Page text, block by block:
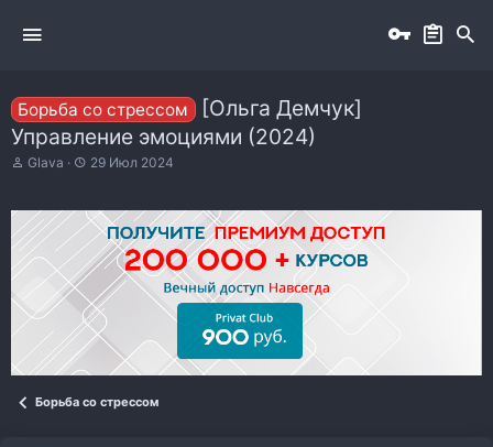
Борьба со стрессом
[Ольга Демчук]
Управление эмоциями (2024)
А
о
р
т
е
Glava
Д
а
ч
л
а
29 Июл 2024
Борьба со стрессом